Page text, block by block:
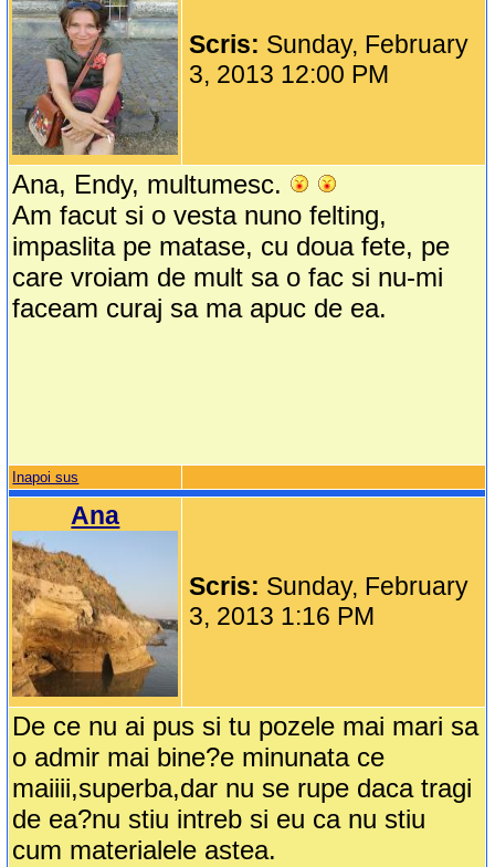
Scris: Sunday, February
3, 2013 12:00 PM
Ana, Endy, multumesc.
Am facut si o vesta nuno felting,
impaslita pe matase, cu doua fete, pe
care vroiam de mult sa o fac si nu-mi
faceam curaj sa ma apuc de ea.
Inapoi sus
Ana
Scris: Sunday, February
3, 2013 1:16 PM
De ce nu ai pus si tu pozele mai mari sa
o admir mai bine?e minunata ce
maiiii,superba,dar nu se rupe daca tragi
de ea?nu stiu intreb si eu ca nu stiu
cum materialele astea.